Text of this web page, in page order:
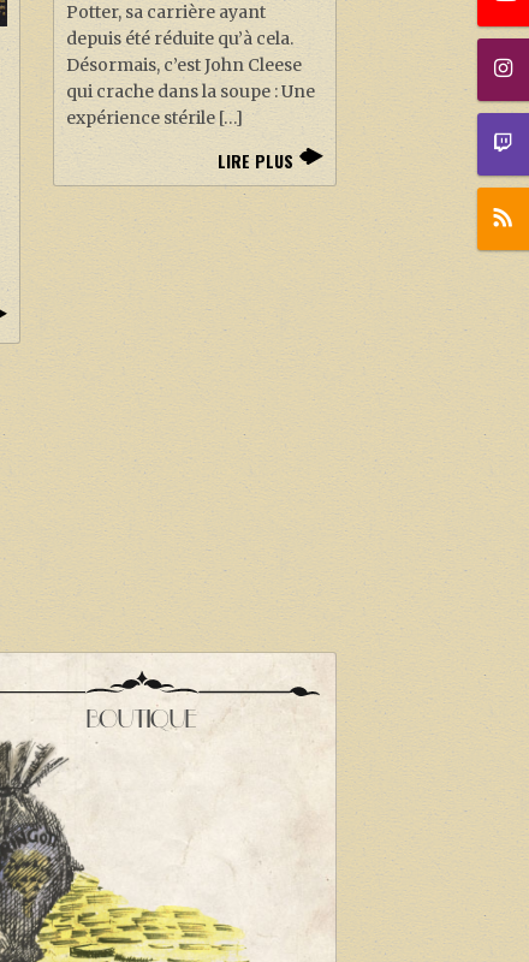
Potter, sa carrière ayant
depuis été réduite qu’à cela.
Désormais, c’est John Cleese
qui crache dans la soupe : Une
expérience stérile […]
LIRE PLUS
BOUTIQUE